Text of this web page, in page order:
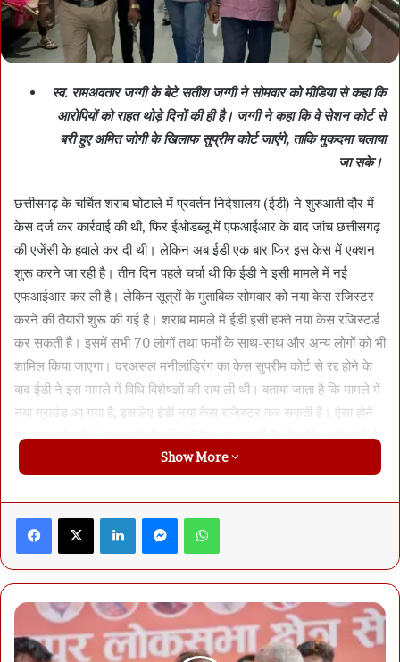
स्व. रामअवतार जग्गी के बेटे सतीश जग्गी ने सोमवार को मीडिया से कहा कि
आरोपियों को राहत थोड़े दिनों की ही है। जग्गी ने कहा कि वे सेशन कोर्ट से
बरी हुए अमित जोगी के खिलाफ सुप्रीम कोर्ट जाएंगे, ताकि मुकदमा चलाया
जा सके।
छत्तीसगढ़ के चर्चित शराब घोटाले में प्रवर्तन निदेशालय (ईडी) ने शुरुआती दौर में
केस दर्ज कर कार्रवाई की थी, फिर ईओडब्लू में एफआईआर के बाद जांच छत्तीसगढ़
की एजेंसी के हवाले कर दी थी। लेकिन अब ईडी एक बार फिर इस केस में एक्शन
शुरू करने जा रही है। तीन दिन पहले चर्चा थी कि ईडी ने इसी मामले में नई
एफआईआर कर ली है। लेकिन सूत्रों के मुताबिक सोमवार को नया केस रजिस्टर
करने की तैयारी शुरू की गई है। शराब मामले में ईडी इसी हफ्ते नया केस रजिस्टर्ड
कर सकती है। इसमें सभी 70 लोगों तथा फर्मों के साथ-साथ और अन्य लोगों को भी
शामिल किया जाएगा। दरअसल मनीलांड्रिंग का केस सुप्रीम कोर्ट से रद्द होने के
बाद ईडी ने इस मामले में विधि विशेषज्ञों की राय ली थी। बताया जाता है कि मामले में
नया ग्राउंड आ गया है, इसलिए ईडी नया केस रजिस्टर कर सकती है। ऐसा होने
पर शराब घोटाले में उन सभी की मुश्किलें फिर बढ़ सकती हैं, जिन्होंने अभी कोर्ट से
एक महत्वपूर्ण घटनाक्रम के तहत, हाईकोर्ट के फैसले के बाद जग्गी हत्याकांड के दो
प्रमुख आरोपियों चिमन सिंह और विनोद राठौड़ ने सोमवार को कोर्ट में सरेंडर कर
दिया। छत्तीसगढ़ हाईकोर्ट ने पिछले हफ्ते इस केस के सभी 27 आरोपियों की अपील
खारिज कर दी थी, जिसके बाद सभी के सरेंडर या गिरफ्तारी का ग्राउंड तैयार हो
अफसरों वीके पांडे, आरसी त्रिवेदी और एएस गिल की प्रेयर पर सोमवार को सुप्रीम
कोर्ट ने तुरंत सरेंडर करने से थोड़ी राहत देते हुए तीन हफ्ते का समय दे दिया है।
Show More
Facebook X LinkedIn